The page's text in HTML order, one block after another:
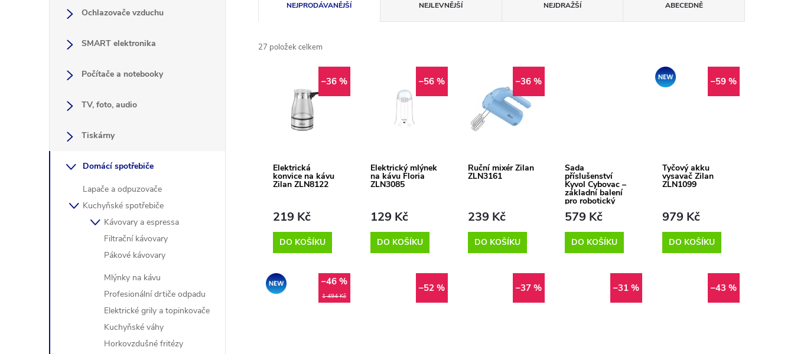
Ochlazovače vzduchu
SMART elektronika
Počítače a notebooky
TV, foto, audio
Tiskárny
Domácí spotřebiče
Lapače a odpuzovače
Kuchyňské spotřebiče
Kávovary a espressa
Filtrační kávovary
Pákové kávovary
Mlýnky na kávu
Profesionální drtiče odpadu
Elektrické grily a topinkovače
Kuchyňské váhy
Horkovzdušné fritézy
a
d
u
NEJPRODÁVANĚJŠÍ NEJLEVNĚJŠÍ NEJDRAŽŠÍ ABECEDNĚ
27 položek celkem
o
–36 %
Elektrická
konvice na kávu
Zilan ZLN8122
219 Kč
DO KOŠÍKU
–56 %
Elektrický mlýnek
na kávu Floria
ZLN3085
129 Kč
DO KOŠÍKU
–36 %
Ruční mixér Zilan
ZLN3161
239 Kč
DO KOŠÍKU
Sada
příslušenství
Kyvol Cybovac –
základní balení
pro robotický
579 Kč
DO KOŠÍKU
Novinka –59 %
Tyčový akku
vysavač Zilan
ZLN1099
979 Kč
DO KOŠÍKU
Akce
1 494 Kč
–46 %
–52 % –37 % –31 % –43 %